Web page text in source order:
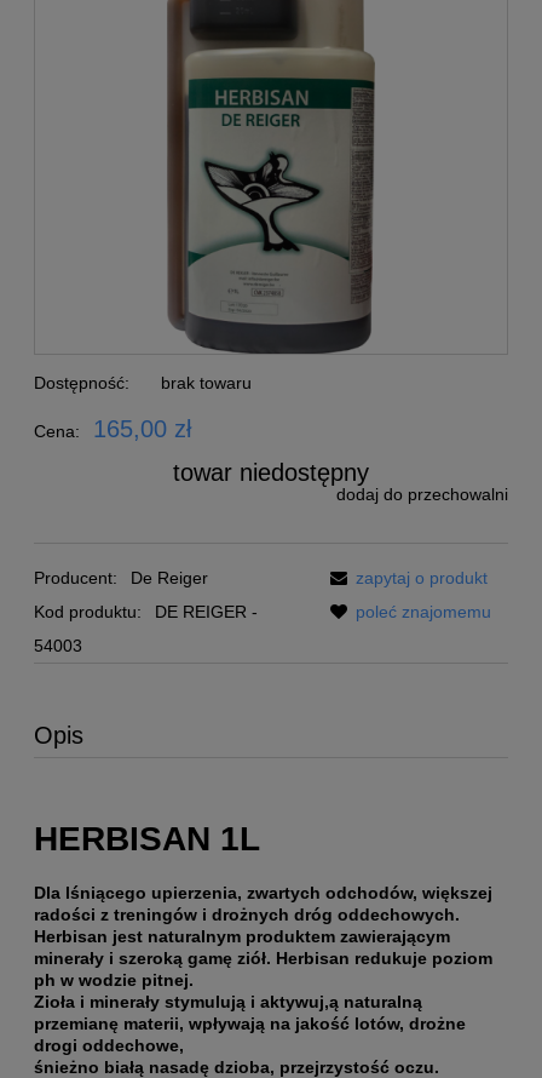
Dostępność: brak towaru
Cena:
165,00 zł
towar niedostępny
dodaj do przechowalni
Producent:
De Reiger
Kod produktu:
DE REIGER -
54003
zapytaj o produkt
poleć znajomemu
Opis
HERBISAN 1L
Dla lśniącego upierzenia, zwartych odchodów, większej
radości z treningów i drożnych dróg oddechowych.
Herbisan jest naturalnym produktem zawierającym
minerały i szeroką gamę ziół. Herbisan redukuje poziom
ph w wodzie pitnej.
Zioła i minerały stymulują i aktywuj,ą naturalną
przemianę materii, wpływają na jakość lotów, drożne
drogi oddechowe,
śnieżno białą nasadę dzioba, przejrzystość oczu.